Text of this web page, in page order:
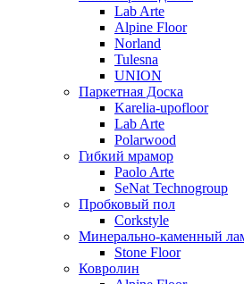
Lab Arte
Alpine Floor
Norland
Tulesna
UNION
Паркетная Доска
Karelia-upofloor
Lab Arte
Polarwood
Гибкий мрамор
Paolo Arte
SeNat Technogroup
Пробковый пол
Corkstyle
Минерально-каменный
Stone Floor
Ковролин